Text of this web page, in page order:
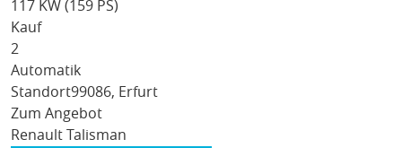
117 KW (159 PS)
Kauf
2
Automatik
Standort99086, Erfurt
Zum Angebot
Renault Talisman